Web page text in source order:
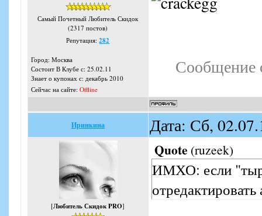
Самый Почетный Любитель Скидок
(2317 постов)
Репутация:282
Город: Москва
Состоит В Клубе с: 25.02.11
Знает о купонах с: декабрь 2010
Сейчас на сайте: Offline
Сообщение
Иринкина Дата: Сб,
[Любитель Скидок PRO]
Quote (ruzeek)
ИМХО: если